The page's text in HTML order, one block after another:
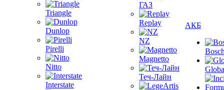
Triangle
Dunlop
Pirelli
Nitto
Interstate
ГАЗ
Replay
NZ
Magnetto
Теч-Лайн
АКБ